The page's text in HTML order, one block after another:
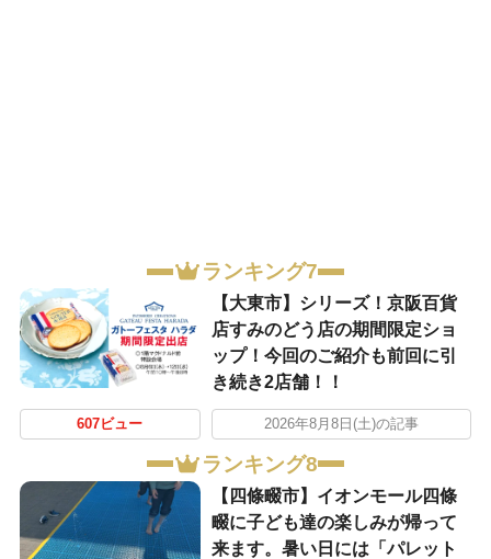
ランキング7
【大東市】シリーズ！京阪百貨
店すみのどう店の期間限定ショ
ップ！今回のご紹介も前回に引
き続き2店舗！！
607ビュー 2026年8月8日(土)の記事
ランキング8
【四條畷市】イオンモール四條
畷に子ども達の楽しみが帰って
来ます。暑い日には「パレット